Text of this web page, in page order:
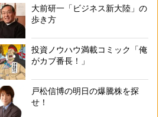
大前研一「ビジネス新大陸」の
歩き方
投資ノウハウ満載コミック「俺
がカブ番長！」
戸松信博の明日の爆騰株を探
せ！